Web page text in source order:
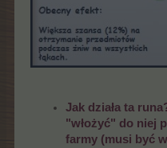
Jak działa ta
"włożyć" do niej
farmy (musi być